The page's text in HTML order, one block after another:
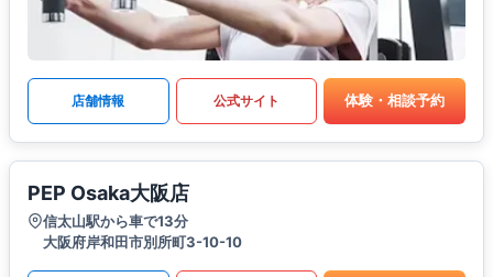
店舗情報 公式サイト 体験・相談予約
PEP Osaka大阪店
信太山駅から車で13分
大阪府岸和田市別所町3-10-10